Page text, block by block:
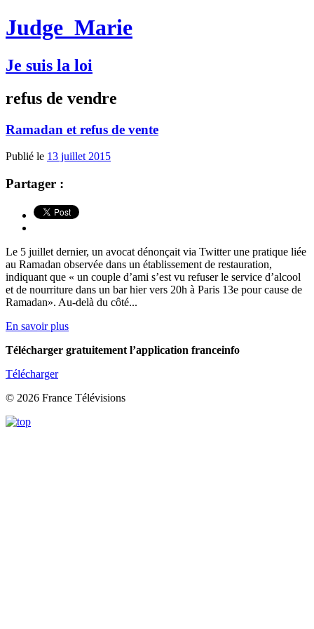
Judge Marie
Je suis la loi
refus de vendre
Ramadan et refus de vente
Publié le 13 juillet 2015
Partager :
Le 5 juillet dernier, un avocat dénonçait via Twitter une pratique liée
au Ramadan observée dans un établissement de restauration,
indiquant que « un couple d’ami s’est vu refuser le service d’alcool
et de nourriture dans un bar hier vers 20h à Paris 13e pour cause de
Ramadan». Au-delà du côté...
En savoir plus
Télécharger gratuitement l’application franceinfo
Télécharger
© 2026 France Télévisions